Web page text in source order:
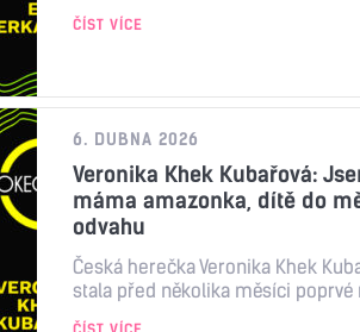
ČÍST VÍCE
6. DUBNA 2026
Veronika Khek Kubařová:
máma amazonka, dítě do
odvahu
Česká herečka Veronika Khek
stala před několika měsíci poprvé